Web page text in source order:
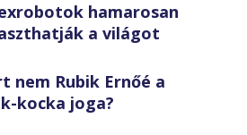
hamarosan
a világot
nem Rubik Ernőé a
kocka joga?